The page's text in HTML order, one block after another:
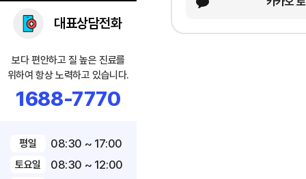
대표상담전화
보다 편안하고 질 높은 진료를
위하여 항상 노력하고 있습니다.
1688-7770
평일 08:30 ~ 17:00
토요일 08:30 ~ 12:00